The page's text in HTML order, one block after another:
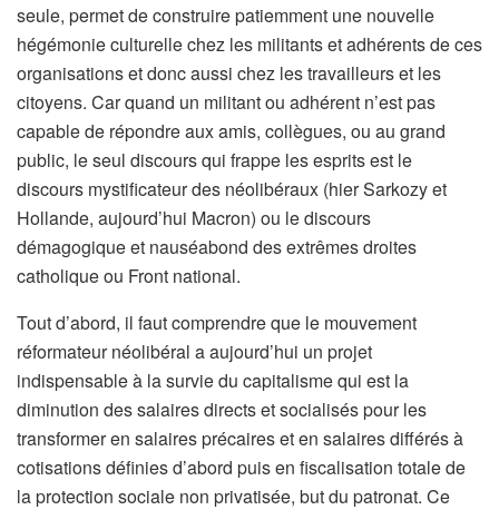
seule, permet de construire patiemment une nouvelle
hégémonie culturelle chez les militants et adhérents de ces
organisations et donc aussi chez les travailleurs et les
citoyens. Car quand un militant ou adhérent n’est pas
capable de répondre aux amis, collègues, ou au grand
public, le seul discours qui frappe les esprits est le
discours mystificateur des néolibéraux (hier Sarkozy et
Hollande, aujourd’hui Macron) ou le discours
démagogique et nauséabond des extrêmes droites
catholique ou Front national.
Tout d’abord, il faut comprendre que le mouvement
réformateur néolibéral a aujourd’hui un projet
indispensable à la survie du capitalisme qui est la
diminution des salaires directs et socialisés pour les
transformer en salaires précaires et en salaires différés à
cotisations définies d’abord puis en fiscalisation totale de
la protection sociale non privatisée, but du patronat. Ce